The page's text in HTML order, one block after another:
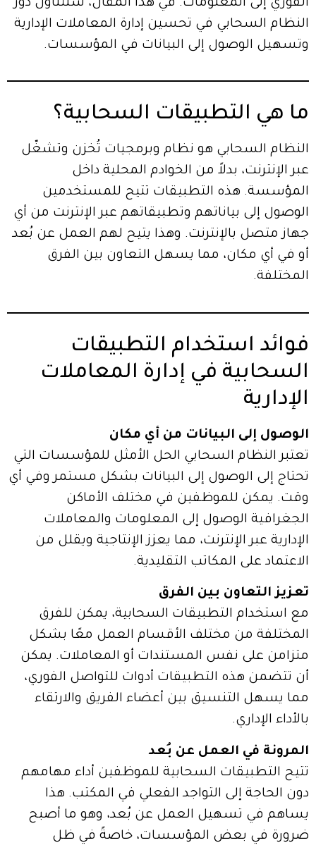
الفوري إلى المعلومات. في هذا المقال، سنتناول دور
النظام السحابي في تحسين إدارة المعاملات الإدارية
وتسهيل الوصول إلى البيانات في المؤسسات.
ما هي التطبيقات السحابية؟
النظام السحابي هو نظام وبرمجيات تُخزن وتشغّل
عبر الإنترنت، بدلاً من الخوادم المحلية داخل
المؤسسة. هذه التطبيقات تتيح للمستخدمين
الوصول إلى بياناتهم وتطبيقاتهم عبر الإنترنت من أي
جهاز متصل بالإنترنت. وهذا يتيح لهم العمل عن بُعد
أو في أي مكان، مما يسهل التعاون بين الفرق
المختلفة.
فوائد استخدام التطبيقات
السحابية في إدارة المعاملات
الإدارية
الوصول إلى البيانات من أي مكان
تعتبر النظام السحابي الحل الأمثل للمؤسسات التي
تحتاج إلى الوصول إلى البيانات بشكل مستمر وفي أي
وقت. يمكن للموظفين في مختلف الأماكن
الجغرافية الوصول إلى المعلومات والمعاملات
الإدارية عبر الإنترنت، مما يعزز الإنتاجية ويقلل من
الاعتماد على المكاتب التقليدية.
تعزيز التعاون بين الفرق
مع استخدام التطبيقات السحابية، يمكن للفرق
المختلفة من مختلف الأقسام العمل معًا بشكل
متزامن على نفس المستندات أو المعاملات. يمكن
أن تتضمن هذه التطبيقات أدوات للتواصل الفوري،
مما يسهل التنسيق بين أعضاء الفريق والارتقاء
بالأداء الإداري.
المرونة في العمل عن بُعد
تتيح التطبيقات السحابية للموظفين أداء مهامهم
دون الحاجة إلى التواجد الفعلي في المكتب. هذا
يساهم في تسهيل العمل عن بُعد، وهو ما أصبح
ضرورة في بعض المؤسسات، خاصةً في ظل